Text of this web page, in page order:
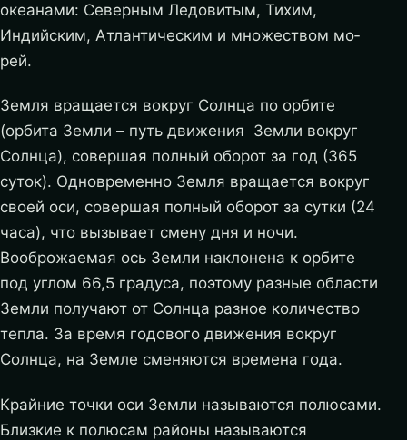
океанами: Северным Ледовитым, Тихим,
Индийским, Атлантическим и множеством мо­
рей.
Земля вращается вокруг Солнца по орбите
(орбита Земли – путь движения Земли вокруг
Солнца), совершая полный обо­рот за год (365
суток). Одновременно Земля враща­ется вокруг
своей оси, совершая полный оборот за сутки (24
часа), что вызывает смену дня и ночи.
Вооброжаемая ось Земли наклонена к орбите
под углом 66,5 градуса, поэтому разные области
Земли получают от Солн­ца разное количество
тепла. За время го­дового движения вокруг
Солнца, на Земле сменяются времена года.
Крайние точки оси Земли называются полю­сами.
Близкие к полюсам районы называются